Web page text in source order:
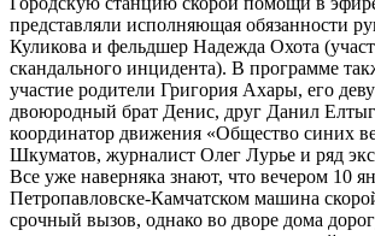
представляли исполняющая обязанности
Куликова и фельдшер Надежда Охота
скандального инцидента). В программе
участие родители Григория Ахары, его
двоюродный брат Денис, друг Данил
координатор движения «Общество синих
Шкуматов, журналист Олег Лурье и ряд
Все уже наверняка знают, что вечером 10
Петропавловске-Камчатском машина
срочный вызов, однако во дворе дома